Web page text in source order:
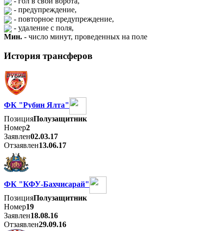
- предупреждение,
- повторное предупреждение,
- удаление с поля,
Мин. - число минут, проведенных на поле
История трансферов
ФК "Рубин Ялта"
ПозицияПолузащитник
Номер2
Заявлен02.03.17
Отзаявлен13.06.17
ФК "КФУ-Бахчисарай"
ПозицияПолузащитник
Номер19
Заявлен18.08.16
Отзаявлен29.09.16